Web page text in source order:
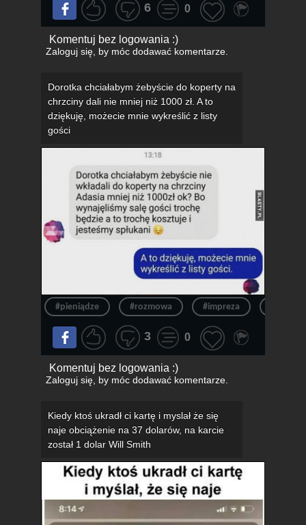
6 0
Komentuj bez logowania :)
Zaloguj się, by móc dodawać komentarze.
Dorotka chciałabym żebyście do koperty na
chrzciny dali nie mniej niż 1000 zł. A to
dziękuję, możecie mnie wykreślić z listy
gości
#pieniądze #rozmowa #impreza
3 0
Komentuj bez logowania :)
Zaloguj się, by móc dodawać komentarze.
Kiedy ktoś ukradł ci kartę i myslał że się
naje obciążenie na 37 dolarów, na karcie
został 1 dolar Will Smith